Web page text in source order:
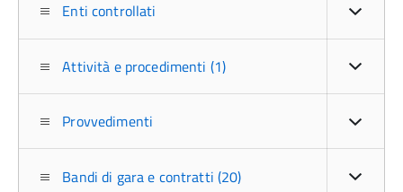
Enti controllati
Attività e procedimenti (1)
Provvedimenti
Bandi di gara e contratti (20)